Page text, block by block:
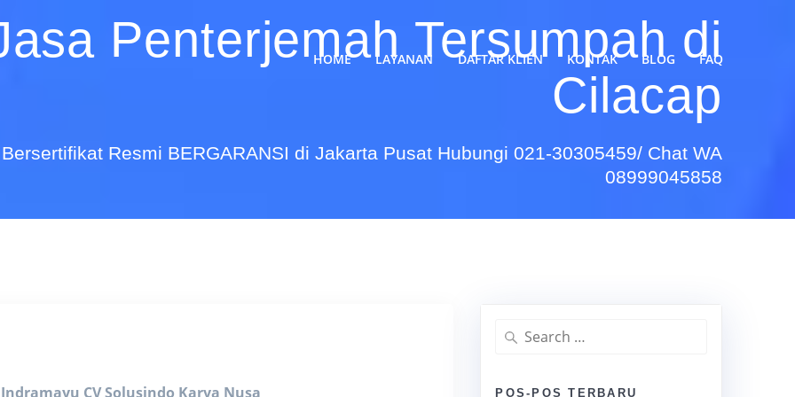
HOME LAYANAN DAFTAR KLIEN KONTAK BLOG FAQ
Penterjemah Tersumpah di
Cilacap
Resmi BERGARANSI di Jakarta Pusat Hubungi 021-30305459/ Chat WA
08999045858
CV Solusindo Karya Nusa
Search
for:
POS-POS TERBARU